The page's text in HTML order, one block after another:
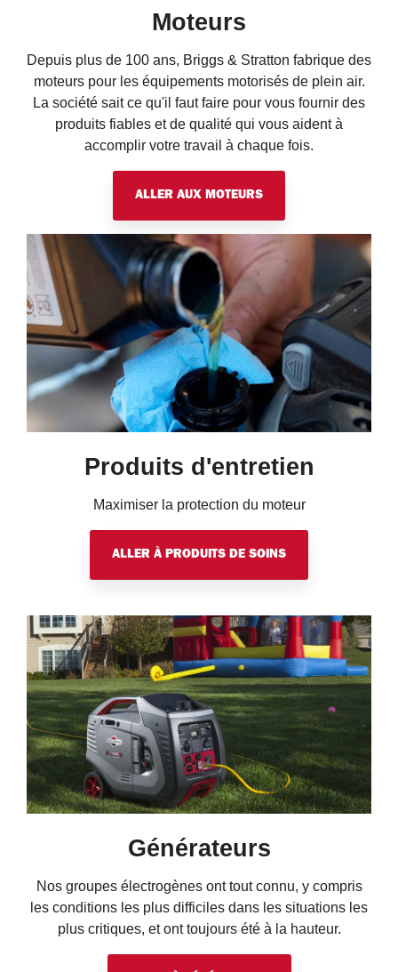
Moteurs
Depuis plus de 100 ans, Briggs & Stratton fabrique des
moteurs pour les équipements motorisés de plein air.
La société sait ce qu'il faut faire pour vous fournir des
produits fiables et de qualité qui vous aident à
accomplir votre travail à chaque fois.
ALLER AUX MOTEURS
Produits d'entretien
Maximiser la protection du moteur
ALLER À PRODUITS DE SOINS
Générateurs
Nos groupes électrogènes ont tout connu, y compris
les conditions les plus difficiles dans les situations les
plus critiques, et ont toujours été à la hauteur.